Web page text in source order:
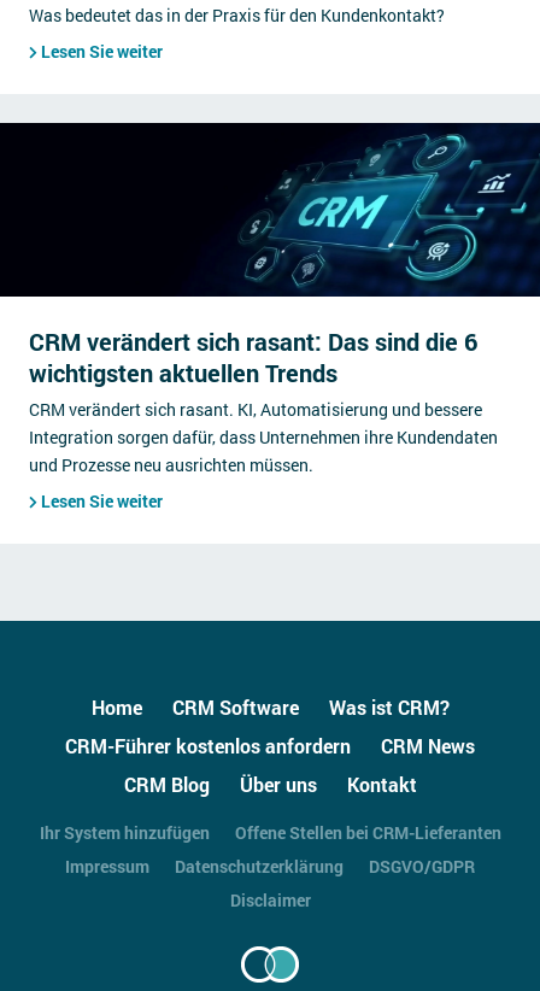
Was bedeutet das in der Praxis für den Kundenkontakt?
Lesen Sie weiter
CRM verändert sich rasant: Das sind die 6
wichtigsten aktuellen Trends
CRM verändert sich rasant. KI, Automatisierung und bessere
Integration sorgen dafür, dass Unternehmen ihre Kundendaten
und Prozesse neu ausrichten müssen.
Lesen Sie weiter
Home CRM Software
Was ist CRM?
CRM-Führer kostenlos anfordern
CRM News
CRM Blog
Über uns Kontakt
Ihr System hinzufügen
Offene Stellen bei CRM-Lieferanten
Impressum
Datenschutzerklärung
DSGVO/GDPR
Disclaimer